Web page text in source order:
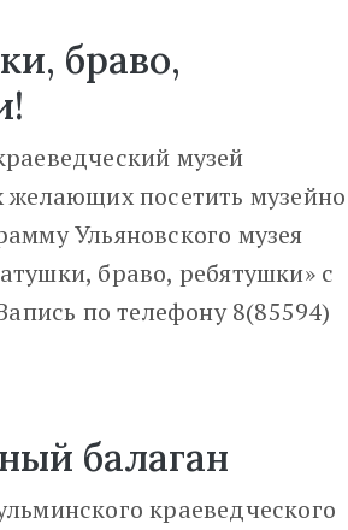
браво,
музей
желающих посетить музейно
Ульяновского музея
браво, ребятушки» с
по телефону 8(85594)
балаган
краеведческого